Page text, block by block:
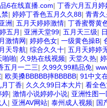
6在线直播.com| 丁香六月五月婷
禁| 婷婷丁香色五月久久88| 青青
洲| 五月天婷婷激情| 丁香蜜臀黄
五月 | 亚洲天堂99| 五月天三级|
激情网| 婷婷色女| 一级黄色操B|
天导航| 综合久久十| 五月天婷婷
啪啪| 久9热在线视频| 天堂久热|
五月一二三| 久99久99精品免|
| 欧美搡BBBBB摔BBBBB| 91中文
丁香| 久久久99日本大片| 看全
婷| 激情小说婷婷小说| 亚洲性图
| 亚洲AV网站| 泰州成人视频| 国